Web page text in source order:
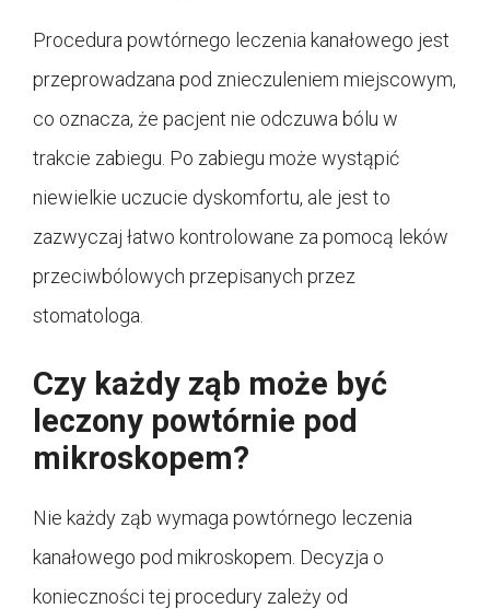
Procedura powtórnego leczenia kanałowego jest
przeprowadzana pod znieczuleniem miejscowym,
co oznacza, że pacjent nie odczuwa bólu w
trakcie zabiegu. Po zabiegu może wystąpić
niewielkie uczucie dyskomfortu, ale jest to
zazwyczaj łatwo kontrolowane za pomocą leków
przeciwbólowych przepisanych przez
stomatologa.
Czy każdy ząb może być
leczony powtórnie pod
mikroskopem?
Nie każdy ząb wymaga powtórnego leczenia
kanałowego pod mikroskopem. Decyzja o
konieczności tej procedury zależy od